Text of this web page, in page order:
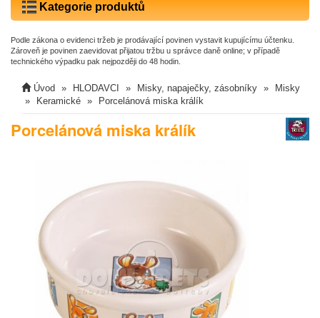
Kategorie produktů
Podle zákona o evidenci tržeb je prodávající povinen vystavit kupujícímu účtenku.
Zároveň je povinen zaevidovat přijatou tržbu u správce daně online; v případě
technického výpadku pak nejpozději do 48 hodin.
Úvod HLODAVCI Misky, napaječky, zásobníky
Misky
Keramické
Porcelánová miska králík
Porcelánová miska králík